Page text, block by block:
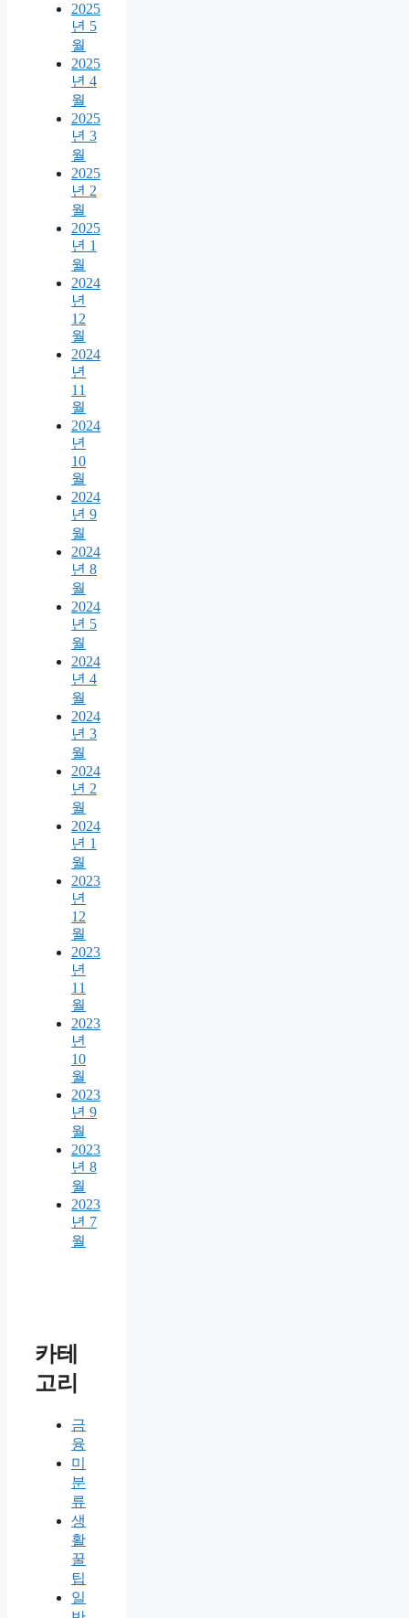
2025
년 5
월
2025
년 4
월
2025
년 3
월
2025
년 2
월
2025
년 1
월
2024
년
12
월
2024
년
11
월
2024
년
10
월
2024
년 9
월
2024
년 8
월
2024
년 5
월
2024
년 4
월
2024
년 3
월
2024
년 2
월
2024
년 1
월
2023
년
12
월
2023
년
11
월
2023
년
10
월
2023
년 9
월
2023
년 8
월
2023
년 7
월
카테
고리
금
융
미
분
류
생
활
꿀
팁
일